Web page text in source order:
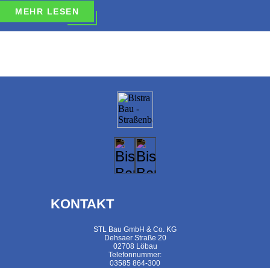
MEHR LESEN
KONTAKT
STL Bau GmbH & Co. KG
Dehsaer Straße 20
02708 Löbau
Telefonnummer:
03585 864-300